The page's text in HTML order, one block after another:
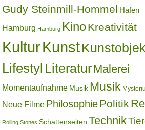
Gudy Steinmill-Hommel Hafen
Hamburg Hamburg KinoKreativität
KulturKunst
Lifestyl LiteraturMalerei
Momentaufnahme Musik Musik
Neue Filme PhilosophiePolitik
Rolling Stones Schattenseiten Technik